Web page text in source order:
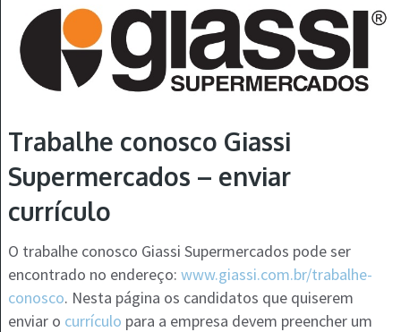
Trabalhe conosco Giassi
Supermercados – enviar
currículo
O trabalhe conosco Giassi Supermercados pode ser
encontrado no endereço: www.giassi.com.br/trabalhe-
conosco. Nesta página os candidatos que quiserem
enviar o currículo para a empresa devem preencher um